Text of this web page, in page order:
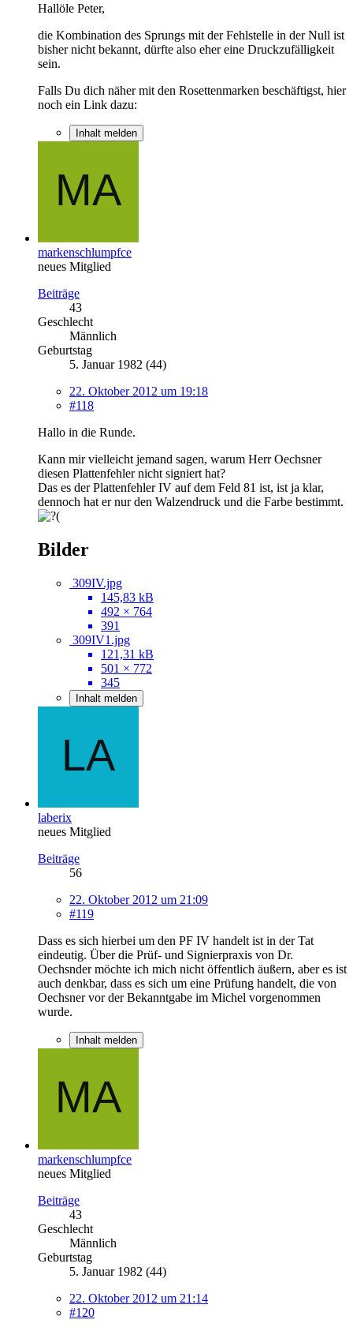
Hallöle Peter,
die Kombination des Sprungs mit der Fehlstelle in der Null ist
bisher nicht bekannt, dürfte also eher eine Druckzufälligkeit
sein.
Falls Du dich näher mit den Rosettenmarken beschäftigst, hier
noch ein Link dazu:
Inhalt melden
markenschlumpfce
neues Mitglied
Beiträge
43
Geschlecht
Männlich
Geburtstag
5. Januar 1982 (44)
22. Oktober 2012 um 19:18
#118
Hallo in die Runde.
Kann mir vielleicht jemand sagen, warum Herr Oechsner
diesen Plattenfehler nicht signiert hat?
Das es der Plattenfehler IV auf dem Feld 81 ist, ist ja klar,
dennoch hat er nur den Walzendruck und die Farbe bestimmt.
Bilder
309IV.jpg
145,83 kB
492 × 764
391
309IV1.jpg
121,31 kB
501 × 772
345
Inhalt melden
laberix
neues Mitglied
Beiträge
56
22. Oktober 2012 um 21:09
#119
Dass es sich hierbei um den PF IV handelt ist in der Tat
eindeutig. Über die Prüf- und Signierpraxis von Dr.
Oechsnder möchte ich mich nicht öffentlich äußern, aber es ist
auch denkbar, dass es sich um eine Prüfung handelt, die von
Oechsner vor der Bekanntgabe im Michel vorgenommen
wurde.
Inhalt melden
markenschlumpfce
neues Mitglied
Beiträge
43
Geschlecht
Männlich
Geburtstag
5. Januar 1982 (44)
22. Oktober 2012 um 21:14
#120